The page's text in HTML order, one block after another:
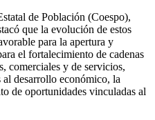
de Población (Coespo),
que la evolución de estos
para la apertura y
el fortalecimiento de cadenas
comerciales y de servicios,
desarrollo económico, la
de oportunidades vinculadas al